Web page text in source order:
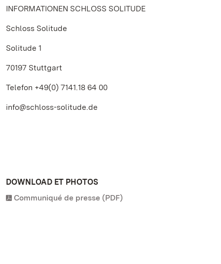
INFORMATIONEN SCHLOSS SOLITUDE
Schloss Solitude
Solitude 1
70197 Stuttgart
Telefon +49(0) 7141.18 64 00
info@schloss-solitude.de
DOWNLOAD ET PHOTOS
Communiqué de presse (PDF)